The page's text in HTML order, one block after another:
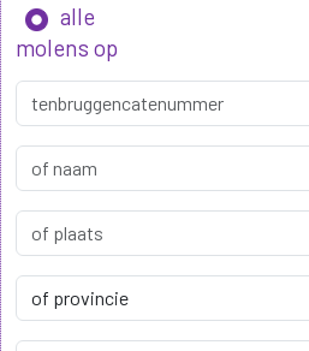
alle
molens op